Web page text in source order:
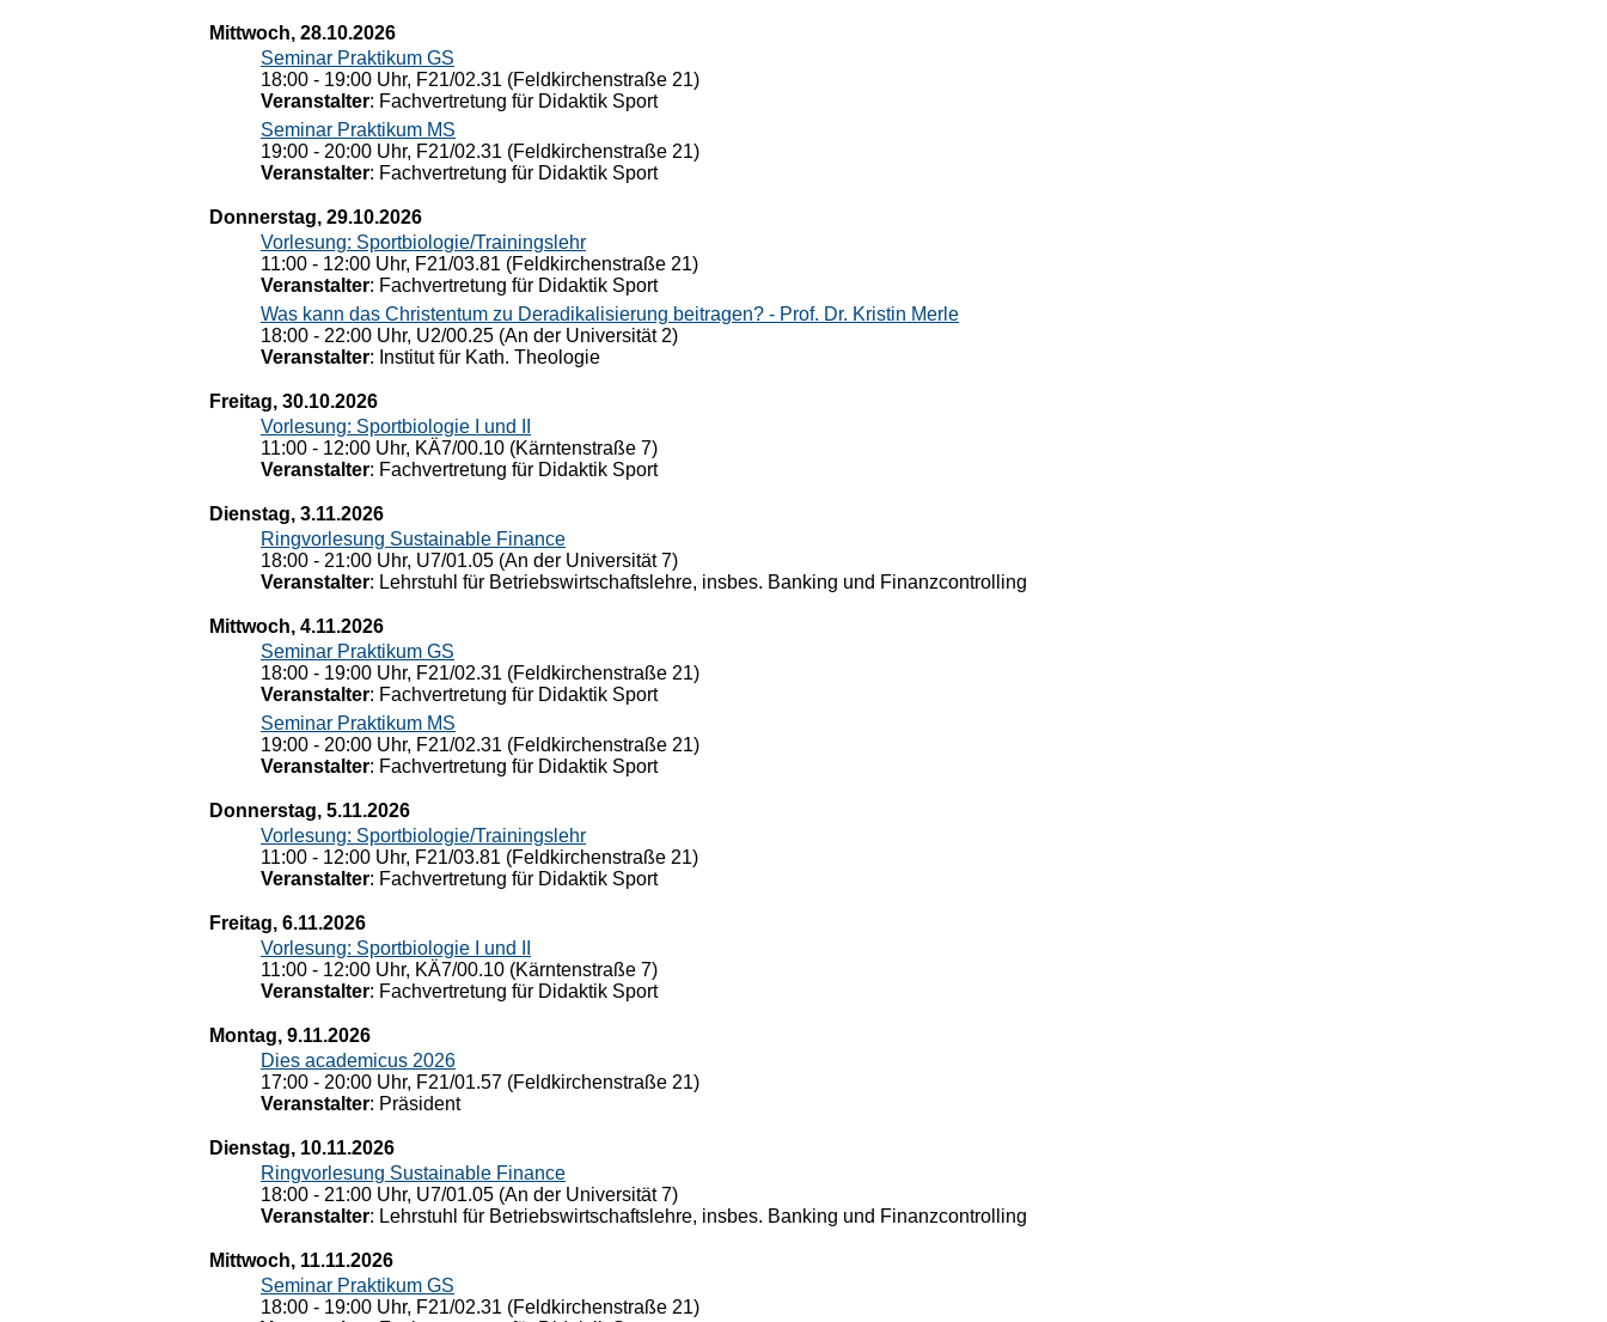
Mittwoch, 28.10.2026
Seminar Praktikum GS
18:00 - 19:00 Uhr, F21/02.31 (Feldkirchenstraße 21)
Veranstalter: Fachvertretung für Didaktik Sport
Seminar Praktikum MS
19:00 - 20:00 Uhr, F21/02.31 (Feldkirchenstraße 21)
Veranstalter: Fachvertretung für Didaktik Sport
Donnerstag, 29.10.2026
Vorlesung: Sportbiologie/Trainingslehr
11:00 - 12:00 Uhr, F21/03.81 (Feldkirchenstraße 21)
Veranstalter: Fachvertretung für Didaktik Sport
Was kann das Christentum zu Deradikalisierung beitragen? - Prof. Dr. Kristin Merle
18:00 - 22:00 Uhr, U2/00.25 (An der Universität 2)
Veranstalter: Institut für Kath. Theologie
Freitag, 30.10.2026
Vorlesung: Sportbiologie I und II
11:00 - 12:00 Uhr, KÄ7/00.10 (Kärntenstraße 7)
Veranstalter: Fachvertretung für Didaktik Sport
Dienstag, 3.11.2026
Ringvorlesung Sustainable Finance
18:00 - 21:00 Uhr, U7/01.05 (An der Universität 7)
Veranstalter: Lehrstuhl für Betriebswirtschaftslehre, insbes. Banking und Finanzcontrolling
Mittwoch, 4.11.2026
Seminar Praktikum GS
18:00 - 19:00 Uhr, F21/02.31 (Feldkirchenstraße 21)
Veranstalter: Fachvertretung für Didaktik Sport
Seminar Praktikum MS
19:00 - 20:00 Uhr, F21/02.31 (Feldkirchenstraße 21)
Veranstalter: Fachvertretung für Didaktik Sport
Donnerstag, 5.11.2026
Vorlesung: Sportbiologie/Trainingslehr
11:00 - 12:00 Uhr, F21/03.81 (Feldkirchenstraße 21)
Veranstalter: Fachvertretung für Didaktik Sport
Freitag, 6.11.2026
Vorlesung: Sportbiologie I und II
11:00 - 12:00 Uhr, KÄ7/00.10 (Kärntenstraße 7)
Veranstalter: Fachvertretung für Didaktik Sport
Montag, 9.11.2026
Dies academicus 2026
17:00 - 20:00 Uhr, F21/01.57 (Feldkirchenstraße 21)
Veranstalter: Präsident
Dienstag, 10.11.2026
Ringvorlesung Sustainable Finance
18:00 - 21:00 Uhr, U7/01.05 (An der Universität 7)
Veranstalter: Lehrstuhl für Betriebswirtschaftslehre, insbes. Banking und Finanzcontrolling
Mittwoch, 11.11.2026
Seminar Praktikum GS
18:00 - 19:00 Uhr, F21/02.31 (Feldkirchenstraße 21)